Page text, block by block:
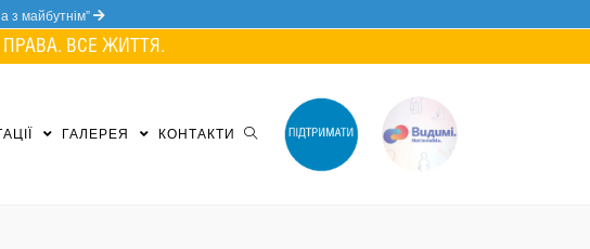
з майбутнім”
ВСЕ ЖИТТЯ.
ГАЛЕРЕЯ КОНТАКТИ